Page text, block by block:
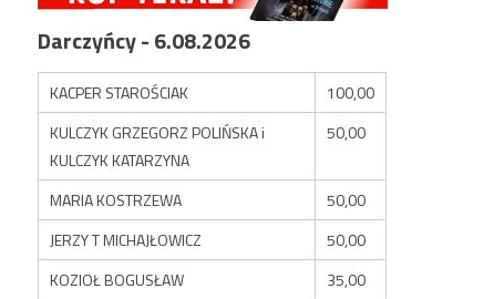
Darczyńcy - 6.08.2026
KACPER STAROŚCIAK
100,00
KULCZYK GRZEGORZ POLIŃSKA i
KULCZYK KATARZYNA
50,00
MARIA KOSTRZEWA
50,00
JERZY T MICHAJŁOWICZ
50,00
KOZIOŁ BOGUSŁAW
35,00